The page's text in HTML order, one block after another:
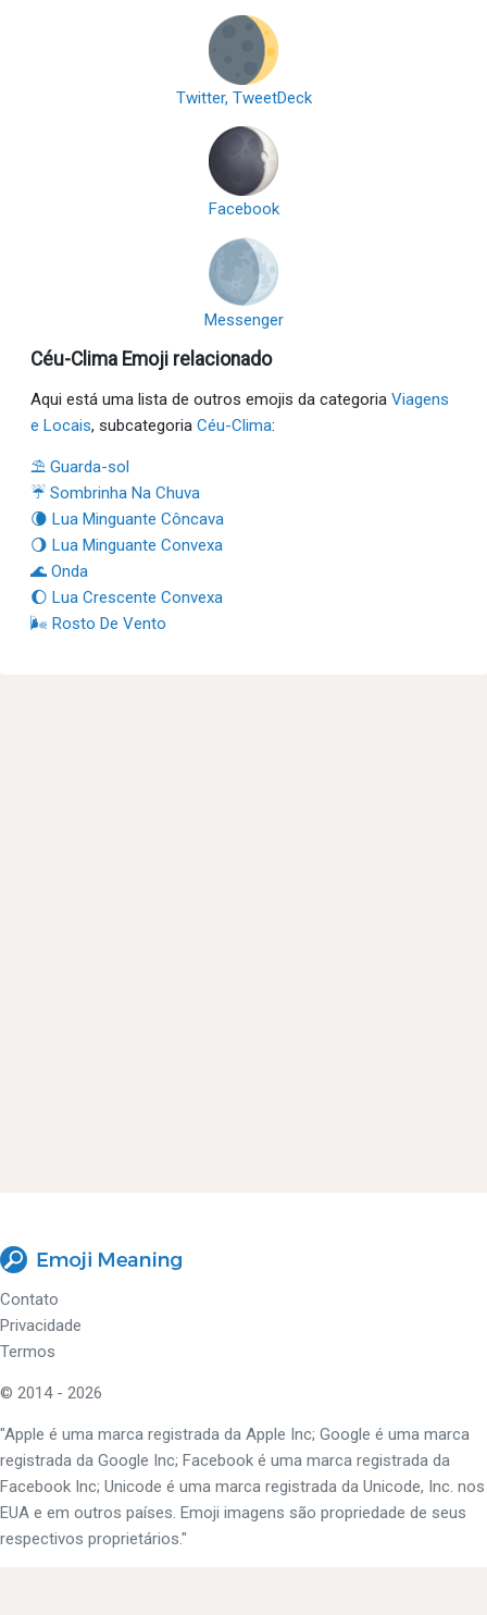
Twitter, TweetDeck
Facebook
Messenger
Céu-Clima Emoji relacionado
Aqui está uma lista de outros emojis da categoria Viagens
e Locais, subcategoria Céu-Clima:
⛱ Guarda-sol
☔ Sombrinha Na Chuva
🌘 Lua Minguante Côncava
🌖 Lua Minguante Convexa
🌊 Onda
🌔 Lua Crescente Convexa
🌬 Rosto De Vento
Contato
Privacidade
Termos
© 2014 - 2026
"Apple é uma marca registrada da Apple Inc; Google é uma marca
registrada da Google Inc; Facebook é uma marca registrada da
Facebook Inc; Unicode é uma marca registrada da Unicode, Inc. nos
EUA e em outros países. Emoji imagens são propriedade de seus
respectivos proprietários."